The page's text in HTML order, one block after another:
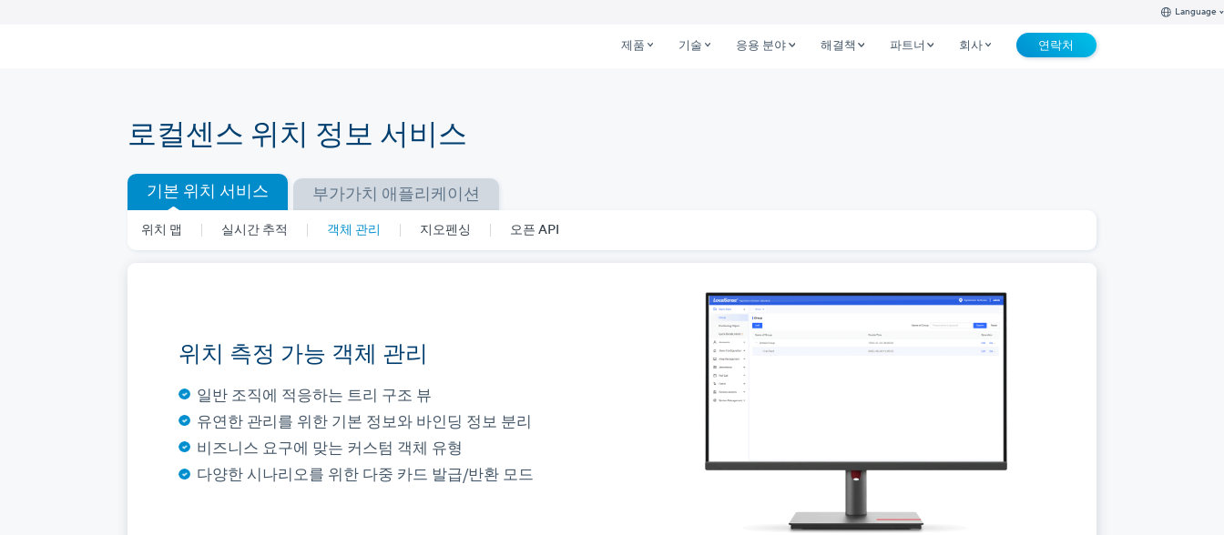
Language
제품 기술 응용 분야 해결책 파트너 회사 연락처
로컬센스 위치 정보 서비스
기본 위치 서비스 부가가치 애플리케이션
위치 맵 실시간 추적 객체 관리 지오펜싱 오픈 API
위치 매핑 서비스
실내/실외 통합 표시를 지원하는 멀티 시나리오
tiff, dxf, png, fbx, shp 등 호환；
원활한 2D/3D 전환
맞춤형 비즈니스 솔루션의 커스텀 맵 서비스
PC 및 모바일 앱 지원
실시간 궤적 표시
빠른 대상 검색 및 추적 위치 표시
실시간 추적 및 활동 구역 분석
상세 대상 상태 및 이동 개요
저전력 알림이 있는 동적 배터리 모니터링
위치 측정 가능 객체 관리
일반 조직에 적응하는 트리 구조 뷰
유연한 관리를 위한 기본 정보와 바인딩 정보 분리
비즈니스 요구에 맞는 커스텀 객체 유형
다양한 시나리오를 위한 다중 카드 발급/반환 모드
복잡한 구역을 위한 커스텀 영역 그리기
허용/차단 목록이 있는 입출입 알람 설정
복잡한 용도를 위한 범위 및 무음 시간 사용자 지정
발생 시 진동 알람으로 대응 촉진
안정적인 데이터 서비스를 위한 표준 통신 프로토콜
쉬운 온보딩을 위한 잘 정리된 API 플랫폼
다국어 SDK: C++/C#/JS/Java
커스텀 비즈니스 개발 및 원활한 전달